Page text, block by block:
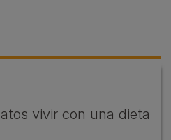
vivir con una dieta